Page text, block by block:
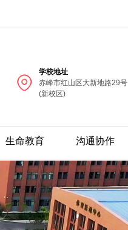
学校地址
赤峰市红山区大新地路29号
(新校区)
生命教育 沟通协作